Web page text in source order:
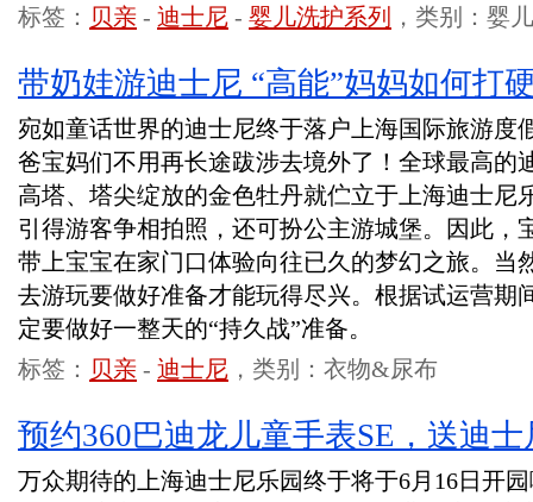
标签： 贝亲 - 迪士尼 - 婴儿洗护系列 ，类别：婴
带奶娃游迪士尼 “高能”妈妈如何打
宛如童话世界的迪士尼终于落户上海国际旅游度
爸宝妈们不用再长途跋涉去境外了！全球最高的
高塔、塔尖绽放的金色牡丹就伫立于上海迪士尼
引得游客争相拍照，还可扮公主游城堡。因此，
带上宝宝在家门口体验向往已久的梦幻之旅。当
去游玩要做好准备才能玩得尽兴。根据试运营期
定要做好一整天的“持久战”准备。
标签： 贝亲 - 迪士尼 ，类别：衣物&尿布
预约360巴迪龙儿童手表SE，送迪
万众期待的上海迪士尼乐园终于将于6月16日开